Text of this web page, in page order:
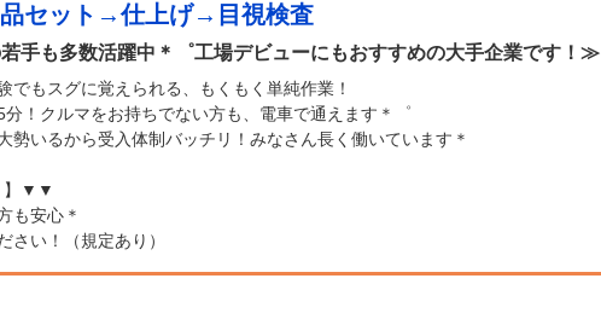
品セット→仕上げ→目視検査
手も多数活躍中＊゜工場デビューにもおすすめの大手企業です！≫
でもスグに覚えられる、もくもく単純作業！
分！クルマをお持ちでない方も、電車で通えます＊゜
勢いるから受入体制バッチリ！みなさん長く働いています＊
】▼▼
も安心＊
さい！（規定あり）